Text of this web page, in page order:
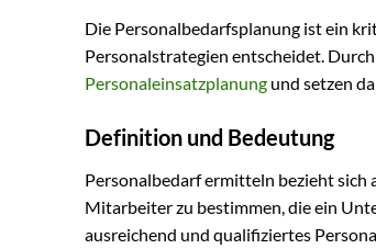
Die Personalbedarfsplanung ist ein
Personalstrategien entscheidet.
Personaleinsatzplanung und setzen
Definition und Bedeutung
Personalbedarf ermitteln bezieht sich
Mitarbeiter zu bestimmen, die ein
ausreichend und qualifiziertes